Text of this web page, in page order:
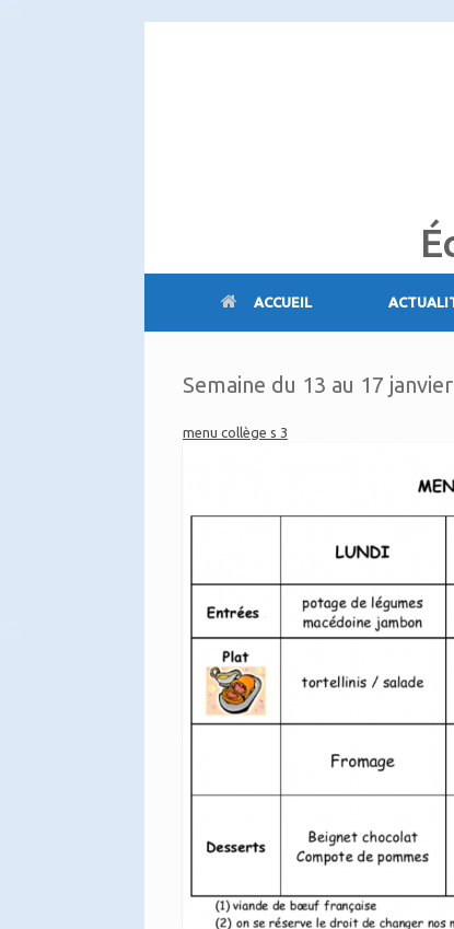
ACCUEIL
Semaine du 13 au 17
menu collège s 3